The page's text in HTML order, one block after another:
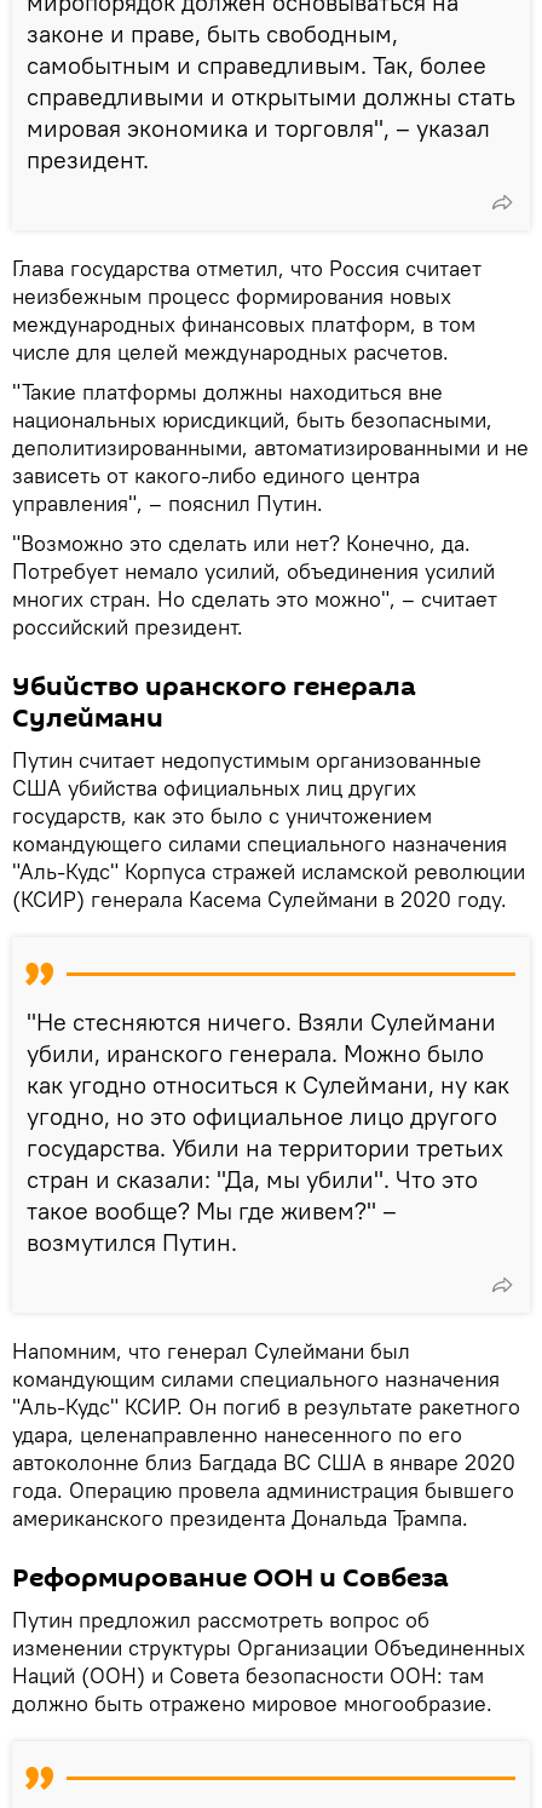
законе и праве, быть свободным,
самобытным и справедливым. Так, более
справедливыми и открытыми должны стать
мировая экономика и торговля", – указал
президент.
Глава государства отметил, что Россия считает
неизбежным процесс формирования новых
международных финансовых платформ, в том
числе для целей международных расчетов.
"Такие платформы должны находиться вне
национальных юрисдикций, быть безопасными,
деполитизированными, автоматизированными и не
зависеть от какого-либо единого центра
управления", – пояснил Путин.
"Возможно это сделать или нет? Конечно, да.
Потребует немало усилий, объединения усилий
многих стран. Но сделать это можно", – считает
российский президент.
Убийство иранского генерала
Сулеймани
Путин считает недопустимым организованные
США убийства официальных лиц других
государств, как это было с уничтожением
командующего силами специального назначения
"Аль-Кудс" Корпуса стражей исламской революции
(КСИР) генерала Касема Сулеймани в 2020 году.
"Не стесняются ничего. Взяли Сулеймани
убили, иранского генерала. Можно было
как угодно относиться к Сулеймани, ну как
угодно, но это официальное лицо другого
государства. Убили на территории третьих
стран и сказали: "Да, мы убили". Что это
такое вообще? Мы где живем?" –
возмутился Путин.
Напомним, что генерал Сулеймани был
командующим силами специального назначения
"Аль-Кудс" КСИР. Он погиб в результате ракетного
удара, целенаправленно нанесенного по его
автоколонне близ Багдада ВС США в январе 2020
года. Операцию провела администрация бывшего
американского президента Дональда Трампа.
Реформирование ООН и Совбеза
Путин предложил рассмотреть вопрос об
изменении структуры Организации Объединенных
Наций (ООН) и Совета безопасности ООН: там
должно быть отражено мировое многообразие.